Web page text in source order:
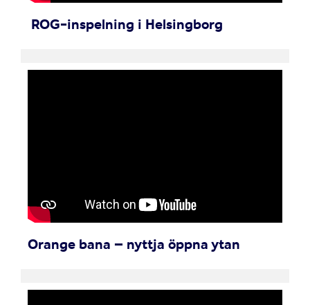
ROG-inspelning i Helsingborg
Orange bana – nyttja öppna ytan